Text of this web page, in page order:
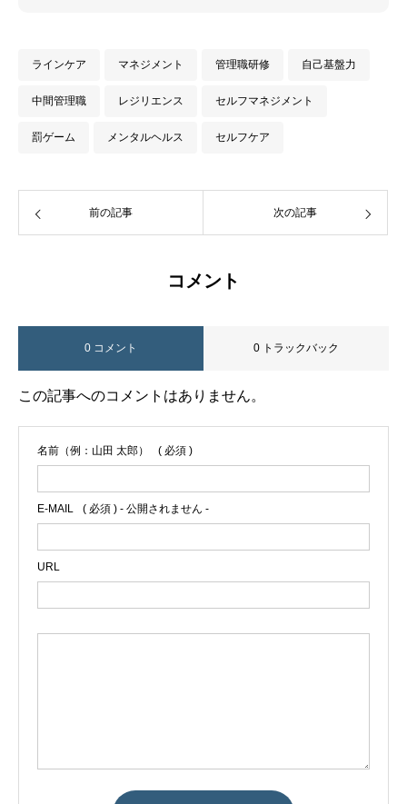
ラインケア マネジメント 管理職研修 自己基盤力
中間管理職 レジリエンス セルフマネジメント
罰ゲーム メンタルヘルス セルフケア
前の記事 次の記事
コメント
0 コメント 0 トラックバック
この記事へのコメントはありません。
名前（例：山田 太郎） ( 必須 )
E-MAIL ( 必須 ) - 公開されません -
URL